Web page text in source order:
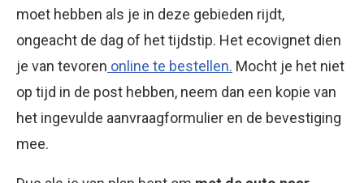
moet hebben als je in deze gebieden rijdt,
ongeacht de dag of het tijdstip. Het ecovignet dien
je van tevoren online te bestellen. Mocht je het niet
op tijd in de post hebben, neem dan een kopie van
het ingevulde aanvraagformulier en de bevestiging
mee.